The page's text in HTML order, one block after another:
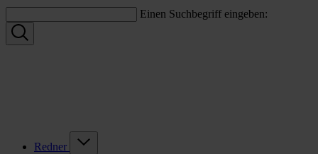
Einen Suchbegriff eingeben:
Redner